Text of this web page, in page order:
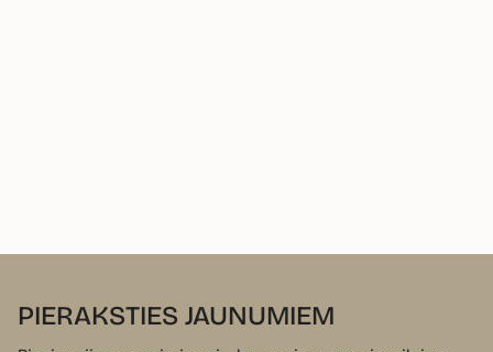
PIERAKSTIES JAUNUMIEM